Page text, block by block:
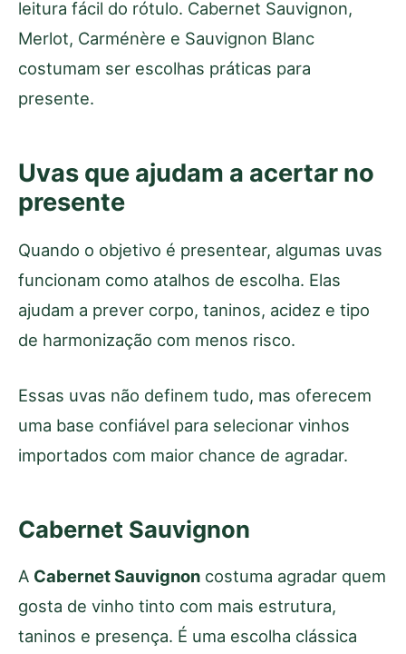
leitura fácil do rótulo. Cabernet Sauvignon,
Merlot, Carménère e Sauvignon Blanc
costumam ser escolhas práticas para
presente.
Uvas que ajudam a acertar no
presente
Quando o objetivo é presentear, algumas uvas
funcionam como atalhos de escolha. Elas
ajudam a prever corpo, taninos, acidez e tipo
de harmonização com menos risco.
Essas uvas não definem tudo, mas oferecem
uma base confiável para selecionar vinhos
importados com maior chance de agradar.
Cabernet Sauvignon
A Cabernet Sauvignon costuma agradar quem
gosta de vinho tinto com mais estrutura,
taninos e presença. É uma escolha clássica